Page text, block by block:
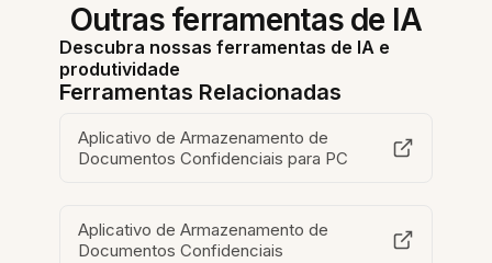
Outras ferramentas de IA
Descubra nossas ferramentas de IA e
produtividade
Ferramentas Relacionadas
Aplicativo de Armazenamento de
Documentos Confidenciais para PC
Aplicativo de Armazenamento de
Documentos Confidenciais